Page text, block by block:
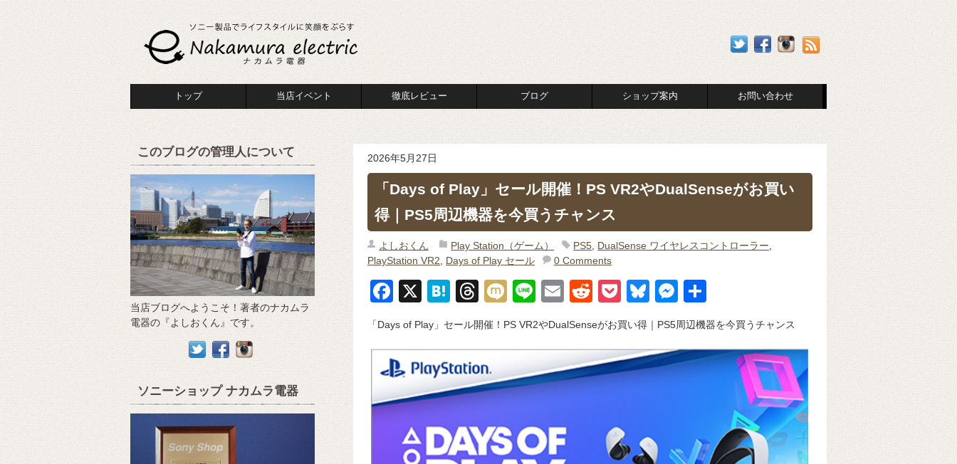
トップ 当店イベント 徹底レビュー ブログ ショップ案内 お問い合わせ
2026年5月27日
「Days of Play」セール開催！PS VR2やDualSenseがお買い
得｜PS5周辺機器を今買うチャンス
よしおくん Play Station（ゲーム） PS5 DualSense ワイヤレスコントローラー
PlayStation VR2
Days of Play セール 0 Comments
F
c
e
b
o
k
X
H
e
n
a
T
hr
e
a
d
s
M
Li
e
E
ail
R
d
di
t
P
o
ck
et
Bl
u
e
sk
y
M
e
ss
e
n
有
「Days of Play」セール開催！PS VR2やDualSenseがお買い得｜PS5周辺機器を今買うチャンス
このブログの管理人について
当店ブログへようこそ！著者のナカムラ
電器の『よしおくん』です。
ソニーショップ ナカムラ電器